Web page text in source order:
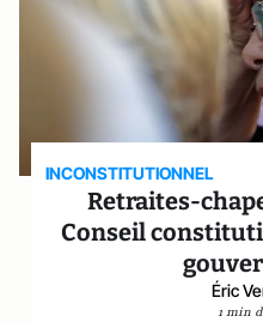
INCONSTITUTIONNEL
Retraites-
Conseil
Éric
1 min